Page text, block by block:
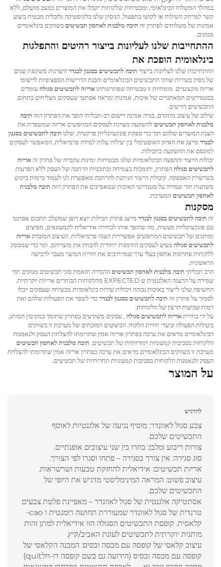
במהלך המשלוח הבינלאומי, ומבטיחות שלקוחות יקבלו את המוצרים במצב מושלם, ללא
קשר למרחק השילוח או לקושי בתפעול. הניסיון שלנו בלוגיסטיקה גלובלית מבטיח ביצוע
אמינות של משלוחים לפתרון זה תיבה מלבנית לאחסון תכשיטים בשווקים בינלאומיים
מגוונים.
ההתחייבות שלנו לעליונות בייצור רהיטים והתפלגות
בינלאומית הופכת את
ההתחייבות שלנו לעליונות בייצור תיבה לתכשיטים בסגנון לבנדרהיצרנות משקפת שנים
של ניסיון בשירות שווקי התכשיטים הבינלאומיים והבנת הדרישות הספציפיות ליישומי
אריזה מקצועיים. מומחיות זו מבטיחה שפתרונותינואריזה לתכשיטים סגולהעומדים
בסטנדרטים המאתגרים של איכות, אמינות ומראה אסתטי שעסקים מצליחים בתחום
התכשיטים דורשים.
שילוב של עיצוב מתקדם, בנייה אמינה ויישום רב-תכליתי הופך את הפתרון הזה תיבה
מלבנית לאחסון תכשיטים להשקעה מצוינת לעסקים המחפשים אריזה שמשפרת את
הצגת המוצרים שלהם תוך כדי ספקת פונקציונליות פרקטית. שלנו תיבה לתכשיטים בסגנון
לבנדר מייצג את האיזון האופטימלי בין יעילות עלות למידה פרמיאלית, המאפשר לעסקים
למקסם את ההשקעה בחבילות.
יכולות הייצור וההפצה הבינלאומיות שלנו מבטיחות זמינות עקבייה של פתרון זהאריזה
לתכשיטים סגולההפתרון, ותומכות בצמיחה ובתוכניות הרחבה של העסק ללא הפרעות
בשרשרת האספקה. קיבולת הייצור הניתנת להרחבה מאפשרת לנו לעמוד ברמות ביקוש
משתנות תוך שמירה על סטנדרטי האיכות שמאפיינים את הפתרון הזה תיבה מלבנית
לאחסון תכשיטים המערכת.
מסקנות
זה תיבה לתכשיטים בסגנון לבנדר מייצג פתרון חבילות יוצא דופן שמשלב תחכום אסתטי
עם פונקציונליות מעשית, מה שהופך אותו לבחירה אידיאלית לקמעונאים, מפיצים
ומותגים של תכשיטים המחפשים אפשרויות הצגה פרמיאליות. העיצוב המובהקאריזה
לתכשיטים סגולה מציע לעסקים הזדמנות ייחודית להבחין את מוצריהם, תוך כדי שמספק
ללקוחות פתרונות אחסון בעלי ערך שמרחיבים את חוויית המוצר מעבר לרכישה
הראשונית.
הרב תכליתי תיבה מלבנית לאחסון תכשיטים ההגדרה תואמת סוגי תכשיטים מגוונים תוך
שמירה על ההצגה האלגנטית ש EXPECTED מהלקוחות הבוחרים אריזות יוקרתיות.
החשיפה שלנו לייצור באיכות גבוהה ויכולות שירות בינלאומיות מבטיחה שעסקים יוכלו
לסמוך על פתרון זה תיבה לתכשיטים בסגנון לבנדרכדי לשפר את הפעולות שלהם ואת
רמות שביעות הרצון של הלקוחות.
על ידי בחירת אריזה לתכשיטים סגולה , עסקים משקיעים בפתרון שתומך במוניטין המותג,
ביעילות הפעולה וביעדי חוויית הלקוח. הביצועים המוכחים של מערכת זו בשווקים
הבינלאומיים מראים את ערכה כפתרון אריזה אמין שתרומתו להצלחת העסק ולנאמנות
הלקוחות בסביבות קמעוניות תחרותיות של תכשיטים. תיבה מלבנית לאחסון תכשיטים
מערכת זו בשווקים הבינלאומיים מראים את ערכה כפתרון אריזה אמין שתרומתו להצלחת
העסק ולנאמנות הלקוחות בסביבות קמעוניות תחרותיות של תכשיטים.
על המוצר
להדגיש
צבע סגול לאוונדר: מוסיף נגיעה של אלגנטיות לאוסף
התכשיטים שלכם.
צורות ריבוע ומלבן: בחרו בין שני עיצובים אופנתיים.
סוג סגירה: אין צורך בסגירה – פתחו וסגרו לפי הצורך.
אריזת תכשיטים: אידיאלית להחזקת טבעות ושרשראות.
עיצוב פשוט: המראה המינימליסטי מדגיש את היופי של
התכשיטים שלכם.
אסתטיקה אלגנטית של סגול לאוונדר – מאפיינת פלטת צבעים
טרנדית של סגול לאוונדר שמעוררת תחושה רומנטית ו cao-
קלאסית. קופסת התכשיטים הסגולה הזו אידיאלית למתן זהות
מותגית יוקרתית לתכשיטים לעונת האביב/קיץ.
עיצוב קלאסי של קופסה עם מכסה ובסיס: המבנה הקלאסי של
קופסה עם מכסה ובסיס (הידועה גם בשם קופסה דו-חלquit)